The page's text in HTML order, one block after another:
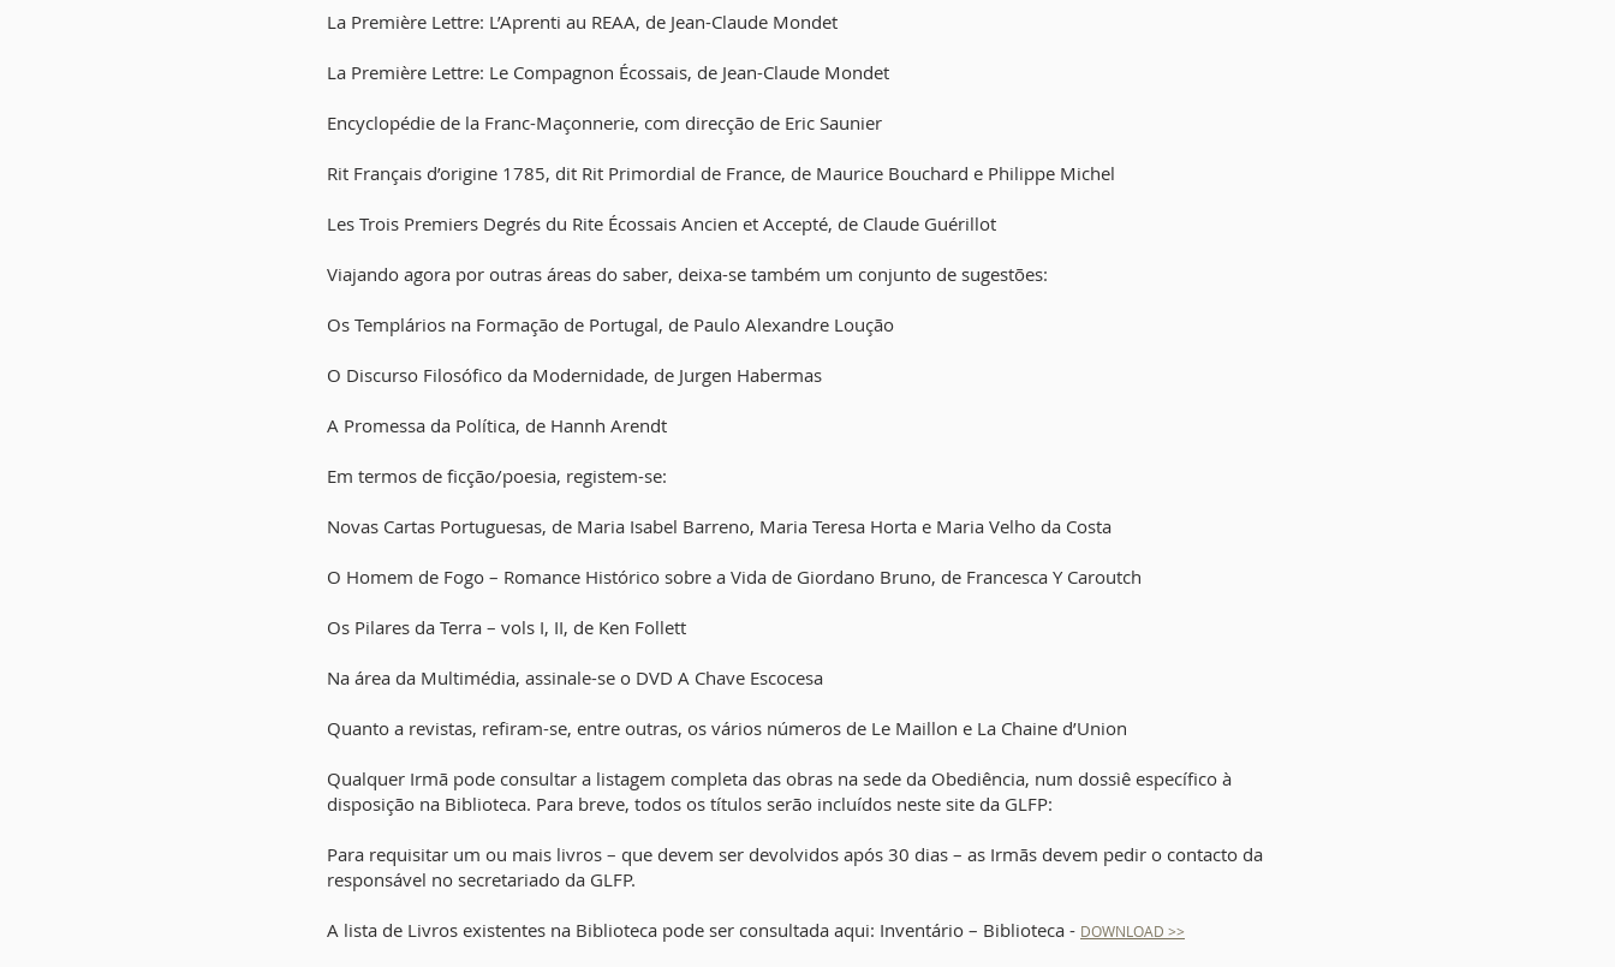
La Première Lettre: L’Aprenti au REAA, de Jean-Claude Mondet
La Première Lettre: Le Compagnon Écossais, de Jean-Claude Mondet
Encyclopédie de la Franc-Maçonnerie, com direcção de Eric Saunier
Rit Français d’origine 1785, dit Rit Primordial de France, de Maurice Bouchard e Philippe Michel
Les Trois Premiers Degrés du Rite Écossais Ancien et Accepté, de Claude Guérillot
Viajando agora por outras áreas do saber, deixa-se também um conjunto de sugestões:
Os Templários na Formação de Portugal, de Paulo Alexandre Loução
O Discurso Filosófico da Modernidade, de Jurgen Habermas
A Promessa da Política, de Hannh Arendt
Em termos de ficção/poesia, registem-se:
Novas Cartas Portuguesas, de Maria Isabel Barreno, Maria Teresa Horta e Maria Velho da Costa
O Homem de Fogo – Romance Histórico sobre a Vida de Giordano Bruno, de Francesca Y Caroutch
Os Pilares da Terra – vols I, II, de Ken Follett
Na área da Multimédia, assinale-se o DVD A Chave Escocesa
Quanto a revistas, refiram-se, entre outras, os vários números de Le Maillon e La Chaine d’Union
Qualquer Irmã pode consultar a listagem completa das obras na sede da Obediência, num dossiê específico à
disposição na Biblioteca. Para breve, todos os títulos serão incluídos neste site da GLFP:
Para requisitar um ou mais livros – que devem ser devolvidos após 30 dias – as Irmãs devem pedir o contacto da
responsável no secretariado da GLFP.
A lista de Livros existentes na Biblioteca pode ser consultada aqui: Inventário – Biblioteca - DOWNLOAD >>